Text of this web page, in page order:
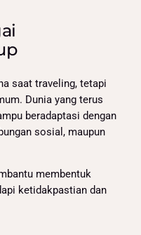
saat traveling, tetapi
Dunia yang terus
beradaptasi dengan
sosial, maupun
membentuk
ketidakpastian dan